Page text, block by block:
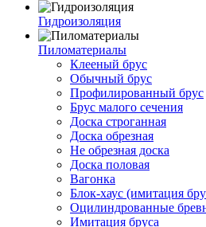
Гидроизоляция
Пиломатериалы
Клееный брус
Обычный брус
Профилированный брус
Брус малого сечения
Доска строганная
Доска обрезная
Не обрезная доска
Доска половая
Вагонка
Блок-хаус (имитация
Оцилиндрованные
Имитация бруса